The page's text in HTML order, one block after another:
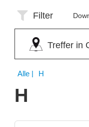
Filter
Treffer in
Alle | H
H